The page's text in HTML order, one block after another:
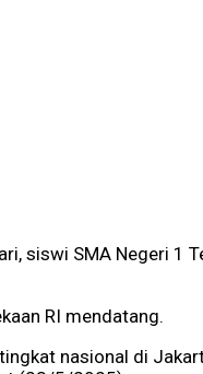
siswi SMA Negeri 1
RI mendatang.
nasional di